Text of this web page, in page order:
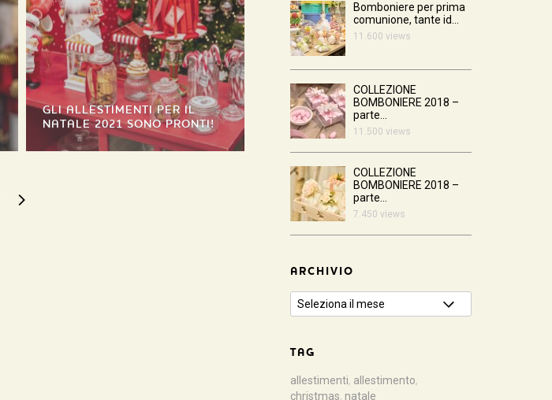
GLI ALLESTIMENTI PER IL
NATALE 2021 SONO PRONTI!
Bomboniere per prima
comunione, tante id...
11.600 views
COLLEZIONE
BOMBONIERE 2018 –
parte...
11.500 views
COLLEZIONE
BOMBONIERE 2018 –
parte...
7.450 views
ARCHIVIO
TAG
allestimenti, allestimento,
christmas, natale